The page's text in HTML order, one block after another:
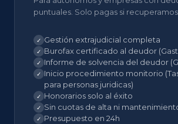
puntuales. Solo pagas si
✓ Gestión extrajudicial completa
✓ Burofax certificado al deudor
✓ Informe de solvencia del deudor
✓ Inicio procedimiento monitorio
para personas juridicas)
✓ Honorarios solo al éxito
✓ Sin cuotas de alta ni
✓ Presupuesto en 24h